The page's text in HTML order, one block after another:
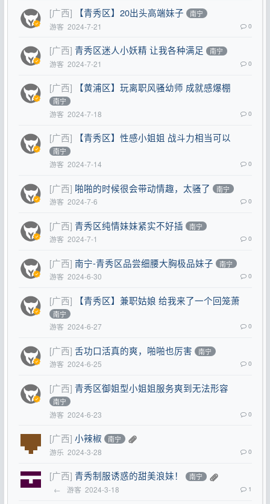
[广西] 【青秀区】20出头高端妹子 南宁
游客 2024-7-21 0
[广西] 青秀区迷人小妖精 让我各种满足 南宁
游客 2024-7-21 0
[广西] 【黄浦区】玩离职风骚幼师 成就感爆棚
南宁
游客 2024-7-18 0
[广西] 【青秀区】性感小姐姐 战斗力相当可以
南宁
游客 2024-7-14 0
[广西] 啪啪的时候很会带动情趣，太骚了 南宁
游客 2024-7-6 0
[广西] 青秀区纯情妹妹紧实不好插 南宁
游客 2024-7-1 0
[广西] 南宁-青秀区品尝细腰大胸极品妹子 南宁
游客 2024-6-30 0
[广西] 【青秀区】兼职姑娘 给我来了一个回笼萧
南宁
游客 2024-6-27 0
[广西] 舌功口活真的爽，啪啪也厉害 南宁
游客 2024-6-25 0
[广西] 青秀区御姐型小姐姐服务爽到无法形容
南宁
游客 2024-6-23 0
[广西] 小辣椒 南宁
游乐 2024-3-28 0
[广西] 青秀制服诱惑的甜美浪妹！ 南宁
← 游客 2024-3-18 1